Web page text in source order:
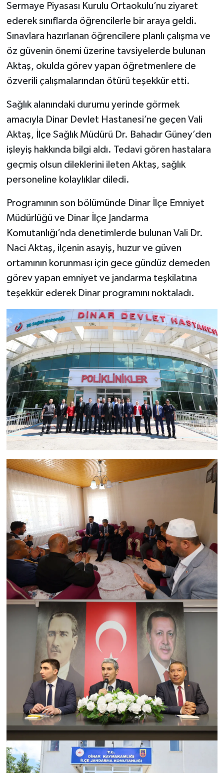
Sermaye Piyasası Kurulu Ortaokulu’nu ziyaret
ederek sınıflarda öğrencilerle bir araya geldi.
Sınavlara hazırlanan öğrencilere planlı çalışma ve
öz güvenin önemi üzerine tavsiyelerde bulunan
Aktaş, okulda görev yapan öğretmenlere de
özverili çalışmalarından ötürü teşekkür etti.
Sağlık alanındaki durumu yerinde görmek
amacıyla Dinar Devlet Hastanesi’ne geçen Vali
Aktaş, İlçe Sağlık Müdürü Dr. Bahadır Güney’den
işleyiş hakkında bilgi aldı. Tedavi gören hastalara
geçmiş olsun dileklerini ileten Aktaş, sağlık
personeline kolaylıklar diledi.
Programının son bölümünde Dinar İlçe Emniyet
Müdürlüğü ve Dinar İlçe Jandarma
Komutanlığı’nda denetimlerde bulunan Vali Dr.
Naci Aktaş, ilçenin asayiş, huzur ve güven
ortamının korunması için gece gündüz demeden
görev yapan emniyet ve jandarma teşkilatına
teşekkür ederek Dinar programını noktaladı.